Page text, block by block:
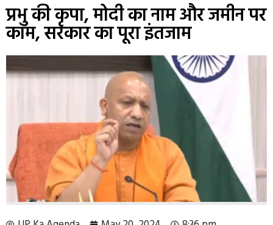
प्रभु की कृपा, मोदी का नाम और जमीन पर
काम, सरकार का पूरा इंतजाम